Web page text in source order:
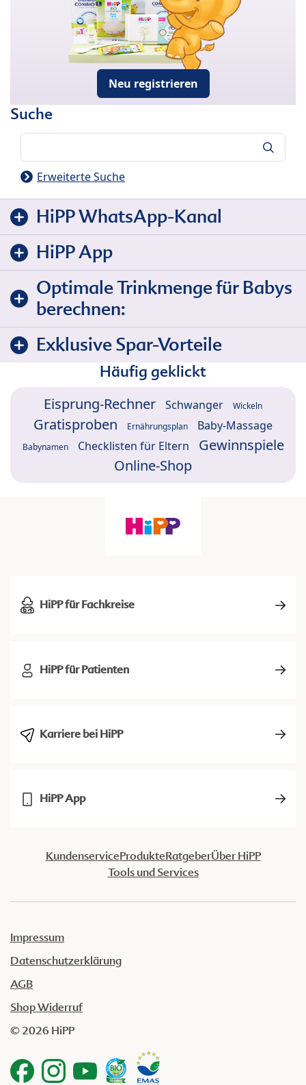
Neu registrieren
Suche
Erweiterte Suche
HiPP WhatsApp-Kanal
HiPP App
Optimale Trinkmenge für Babys
berechnen:
Exklusive Spar-Vorteile
Häufig geklickt
Eisprung-Rechner Schwanger Wickeln
Gratisproben Ernährungsplan Baby-Massage
Babynamen Checklisten für Eltern
Gewinnspiele
Online-Shop
HiPP für Fachkreise
HiPP für Patienten
Karriere bei HiPP
HiPP App
KundenserviceProdukteRatgeberÜber HiPP
Tools und Services
Impressum
Datenschutzerklärung
AGB
Shop Widerruf
© 2026 HiPP